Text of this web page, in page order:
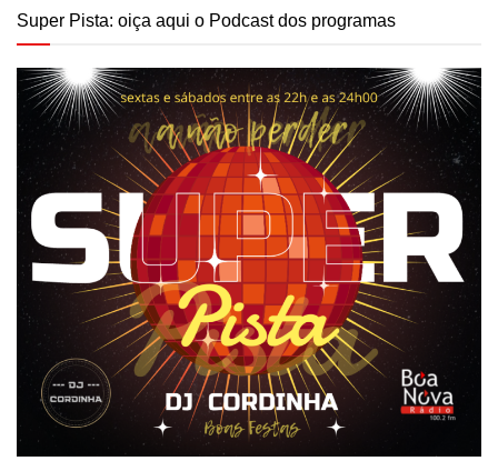
Super Pista: oiça aqui o Podcast dos programas